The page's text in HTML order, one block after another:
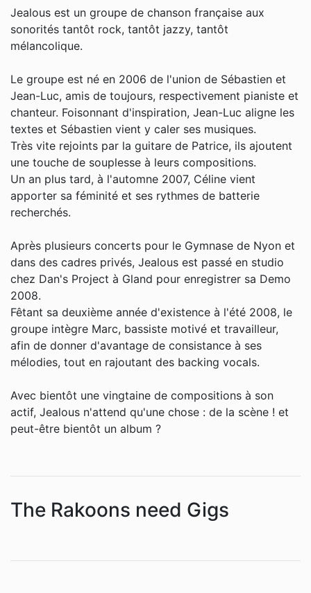
Jealous est un groupe de chanson française aux
sonorités tantôt rock, tantôt jazzy, tantôt
mélancolique.
Le groupe est né en 2006 de l'union de Sébastien et
Jean-Luc, amis de toujours, respectivement pianiste et
chanteur. Foisonnant d'inspiration, Jean-Luc aligne les
textes et Sébastien vient y caler ses musiques.
Très vite rejoints par la guitare de Patrice, ils ajoutent
une touche de souplesse à leurs compositions.
Un an plus tard, à l'automne 2007, Céline vient
apporter sa féminité et ses rythmes de batterie
recherchés.
Après plusieurs concerts pour le Gymnase de Nyon et
dans des cadres privés, Jealous est passé en studio
chez Dan's Project à Gland pour enregistrer sa Demo
2008.
Fêtant sa deuxième année d'existence à l'été 2008, le
groupe intègre Marc, bassiste motivé et travailleur,
afin de donner d'avantage de consistance à ses
mélodies, tout en rajoutant des backing vocals.
Avec bientôt une vingtaine de compositions à son
actif, Jealous n'attend qu'une chose : de la scène ! et
peut-être bientôt un album ?
The Rakoons need Gigs